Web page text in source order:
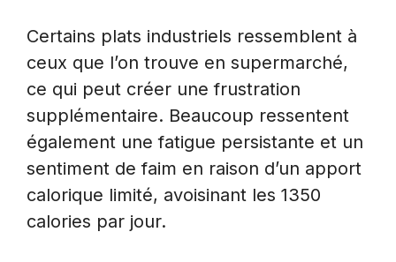
Certains plats industriels ressemblent à
ceux que l’on trouve en supermarché,
ce qui peut créer une frustration
supplémentaire. Beaucoup ressentent
également une fatigue persistante et un
sentiment de faim en raison d’un apport
calorique limité, avoisinant les 1350
calories par jour.